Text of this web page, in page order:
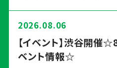
2026.08.06
【イベント】渋谷開催
ベント情報☆